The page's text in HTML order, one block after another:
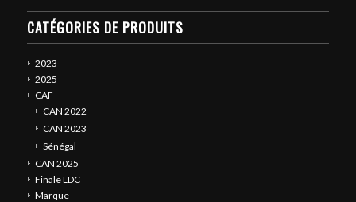
CATÉGORIES DE PRODUITS
2023
2025
CAF
CAN 2022
CAN 2023
Sénégal
CAN 2025
Finale LDC
Marque